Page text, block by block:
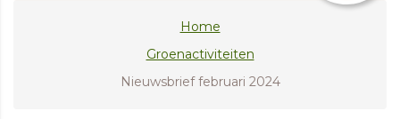
Home
Groenactiviteiten
Nieuwsbrief februari 2024